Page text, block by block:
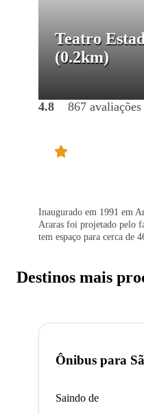
Teatro
(0.2km)
4.8 867 avaliações
Inaugurado em 1991 em
Araras foi projetado pelo
tem espaço para cerca de
Destinos mais
Ônibus para
Saindo de